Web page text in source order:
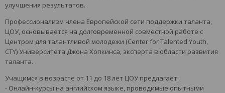
улучшения результатов.
Профессионализм члена Европейской сети поддержки таланта,
ЦОУ, основывается на долговременной совместной работе с
Центром для талантливой молодежи (Center for Talented Youth,
CTY) Университета Джона Хопкинса, эксперта в области развития
таланта.
Учащимся в возрасте от 11 до 18 лет ЦОУ предлагает:
- Онлайн-курсы на английском языке, проводимые опытными